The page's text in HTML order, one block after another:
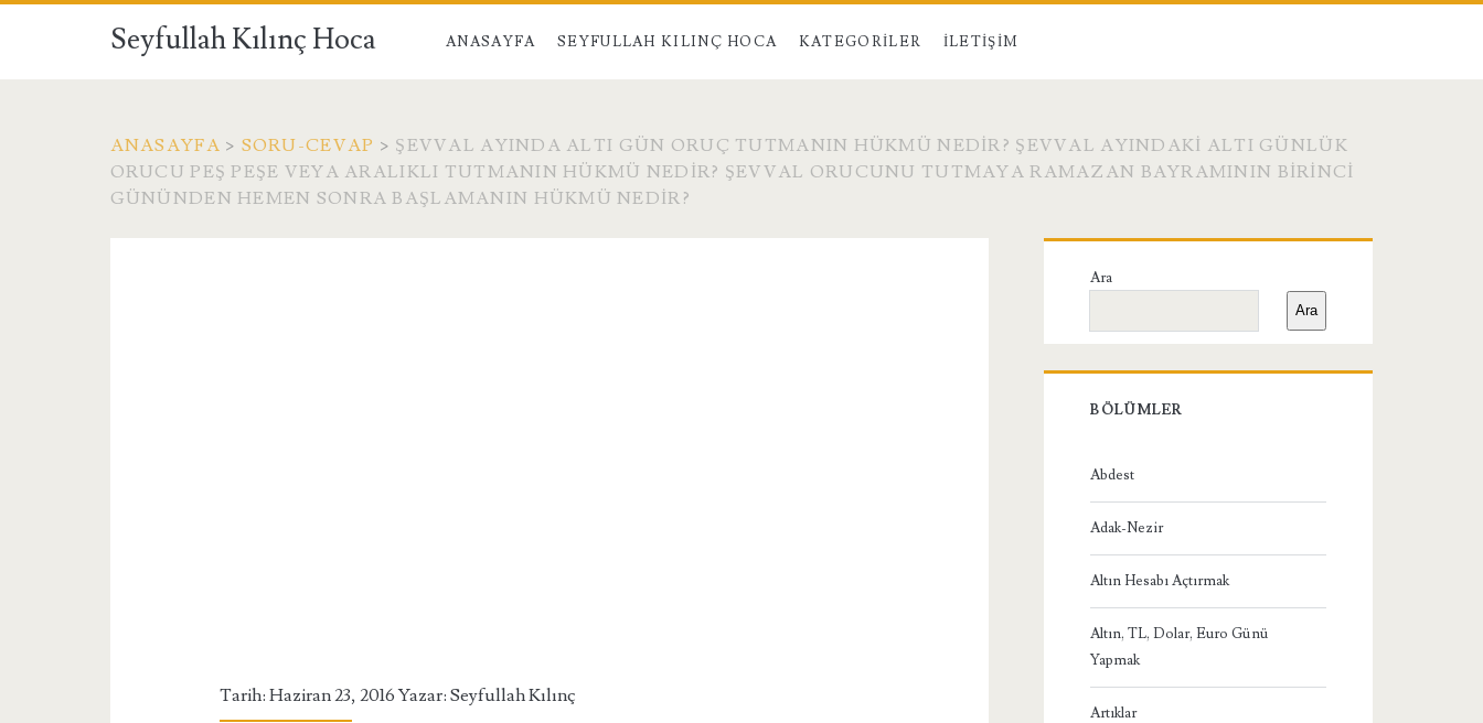
Seyfullah Kılınç Hoca ANASAYFA SEYFULLAH KILINÇ HOCA KATEGORILER İLETIŞIM
ANASAYFA > SORU-CEVAP > ŞEVVAL AYINDA ALTI GÜN ORUÇ TUTMANIN HÜKMÜ NEDIR? ŞEVVAL AYINDAKI ALTI GÜNLÜK
ORUCU PEŞ PEŞE VEYA ARALIKLI TUTMANIN HÜKMÜ NEDIR? ŞEVVAL ORUCUNU TUTMAYA RAMAZAN BAYRAMININ BIRINCI
GÜNÜNDEN HEMEN SONRA BAŞLAMANIN HÜKMÜ NEDIR?
Tarih: Haziran 23, 2016 Yazar:Seyfullah Kılınç
Birincil
Yan
Menü
Ara
Ara
BÖLÜMLER
Abdest
Adak-Nezir
Altın Hesabı Açtırmak
Altın, TL, Dolar, Euro Günü
Yapmak
Artıklar